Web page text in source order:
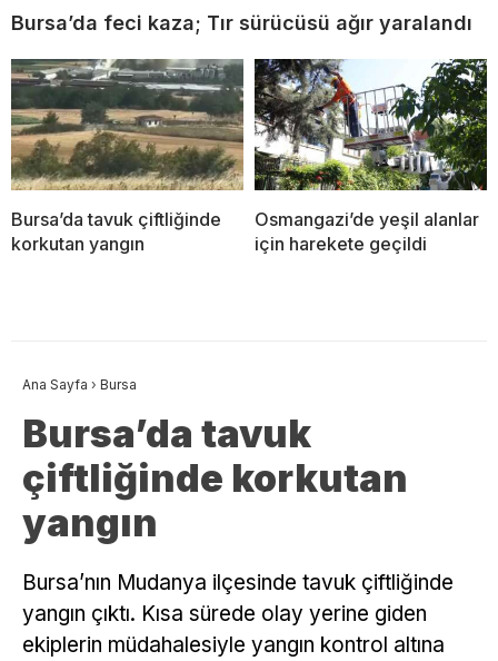
Bursa’da feci kaza; Tır sürücüsü ağır yaralandı
Bursa’da tavuk çiftliğinde
korkutan yangın
Osmangazi’de yeşil alanlar
için harekete geçildi
Ana Sayfa › Bursa
Bursa’da tavuk
çiftliğinde korkutan
yangın
Bursa’nın Mudanya ilçesinde tavuk çiftliğinde
yangın çıktı. Kısa sürede olay yerine giden
ekiplerin müdahalesiyle yangın kontrol altına